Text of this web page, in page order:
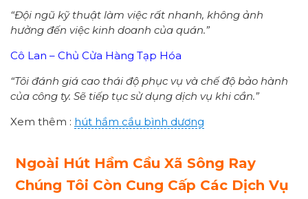
“Đội ngũ kỹ thuật làm việc rất nhanh, không ảnh
hưởng đến việc kinh doanh của quán.”
Cô Lan – Chủ Cửa Hàng Tạp Hóa
“Tôi đánh giá cao thái độ phục vụ và chế độ bảo hành
của công ty. Sẽ tiếp tục sử dụng dịch vụ khi cần.”
Xem thêm : hút hầm cầu bình dương
Ngoài Hút Hầm Cầu Xã Sông Ray
Chúng Tôi Còn Cung Cấp Các Dịch Vụ